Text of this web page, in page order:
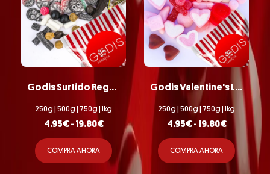
Godis Surtido Regaliz Salado
250g | 500g | 750g | 1kg
4.95€- 19.80€
COMPRA AHORA
Godis Valentine's Love Mix
250g | 500g | 750g | 1kg
4.95€- 19.80€
COMPRA AHORA